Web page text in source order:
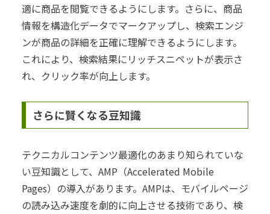
適に商品を閲覧できるようにします。さらに、商品
情報を構造化データでマークアップし、検索エンジ
ンが商品の詳細を正確に理解できるようにします。
これにより、検索結果にリッチスニペットが表示さ
れ、クリック率が向上します。
さらに賢くなる豆知識
テクニカルコンテンツ最適化のあまり知られていな
い豆知識として、AMP（Accelerated Mobile
Pages）の導入があります。AMPは、モバイルページ
の読み込み速度を劇的に向上させる技術であり、検